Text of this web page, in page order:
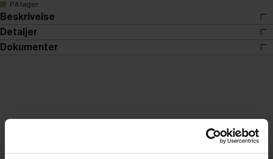
På lager
Beskrivelse
Detaljer
Dokumenter